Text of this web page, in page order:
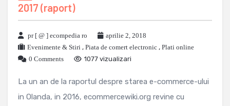
2017 (raport)
pr [ @ ] ecompedia ro
aprilie 2, 2018
Evenimente & Stiri , Piata de comert electronic , Plati online
0 Comments
1077 vizualizari
La un an de la raportul despre starea e-commerce-ului
in Olanda, in 2016, ecommercewiki.org revine cu